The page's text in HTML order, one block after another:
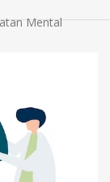
Mental